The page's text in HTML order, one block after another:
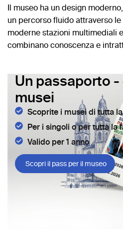
Il museo ha un design
un percorso fluido attraverso
moderne stazioni multimediali
combinano conoscenza e
Un passaporto
musei
Scoprite i musei di tutta
Per i singoli o per tutta la
Valido per 1 anno
Scopri il pass per il museo